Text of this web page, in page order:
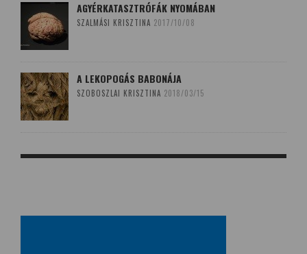
AGYÉRKATASZTRÓFÁK NYOMÁBAN
SZALMÁSI KRISZTINA 2017/10/08
A LEKOPOGÁS BABONÁJA
SZOBOSZLAI KRISZTINA 2018/03/15